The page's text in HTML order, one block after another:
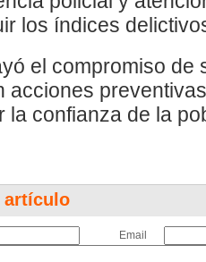
los índices
el compromiso de
acciones
la confianza de la
artículo
Email